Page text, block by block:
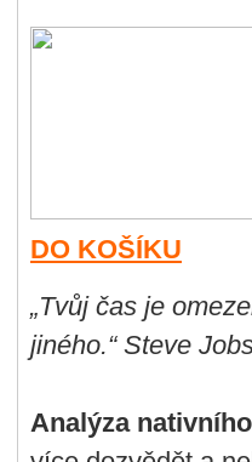
DO KOŠÍKU
„Tvůj čas je
jiného.“ Steve
Analýza